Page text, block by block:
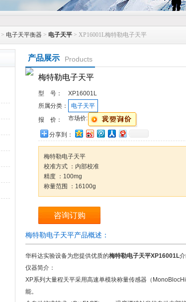
> 电子天平衡器 > 电子天平 > XP16001L梅特勒电子天平
产品展示 Products
梅特勒电子天平
型 号：
XP16001L
所属分类：
电子天平
报 价：
市场价:
分享到：
梅特勒电子天平
校准方式 ：内部校准
精度 ：100mg
称量范围 ：16100g
咨询订购
梅特勒电子天平产品概述：
华科达实验设备为您提供优质的梅特勒电子天平XP16001L
仪器简介：
XP系列大量程天平采用高速单模块称量传感器（
能。